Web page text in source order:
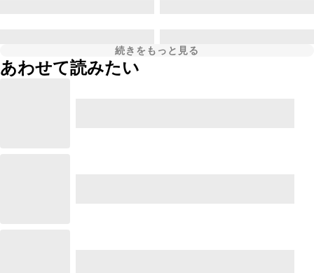
続きをもっと見る
あわせて読みたい